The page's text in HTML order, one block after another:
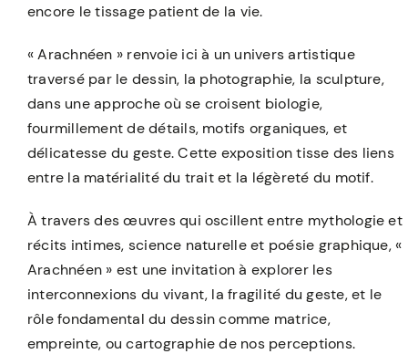
encore le tissage patient de la vie.
« Arachnéen » renvoie ici à un univers artistique
traversé par le dessin, la photographie, la sculpture,
dans une approche où se croisent biologie,
fourmillement de détails, motifs organiques, et
délicatesse du geste. Cette exposition tisse des liens
entre la matérialité du trait et la légèreté du motif.
À travers des œuvres qui oscillent entre mythologie et
récits intimes, science naturelle et poésie graphique, «
Arachnéen » est une invitation à explorer les
interconnexions du vivant, la fragilité du geste, et le
rôle fondamental du dessin comme matrice,
empreinte, ou cartographie de nos perceptions.